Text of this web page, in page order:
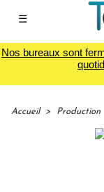
☰
Nos bureaux sont
Accueil > Production